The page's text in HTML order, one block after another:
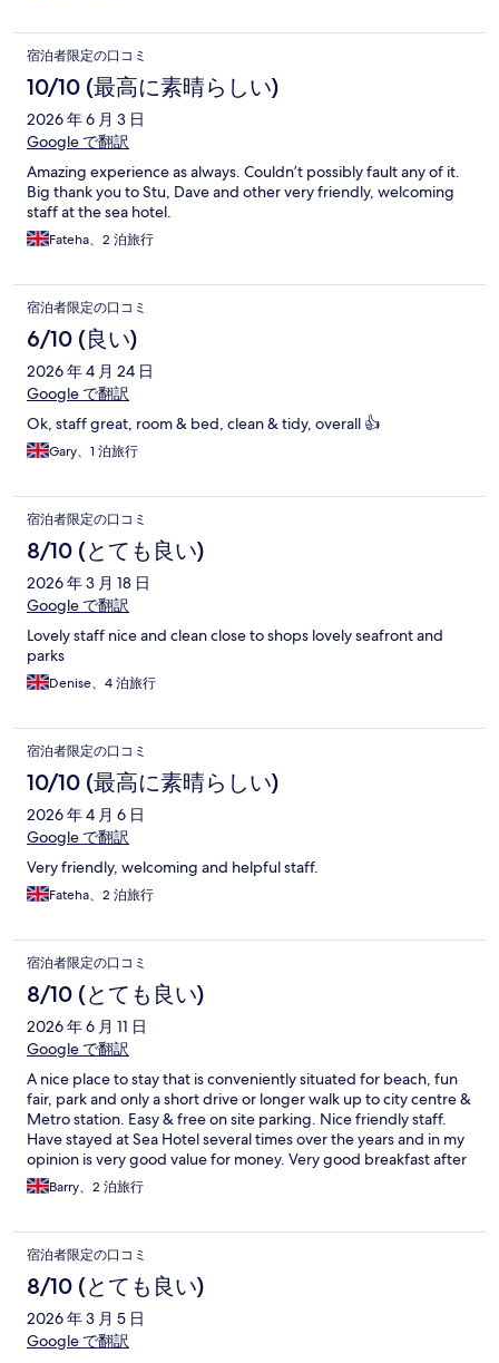
宿泊者限定の口コミ
10/10 (最高に素晴らしい)
2026 年 6 月 3 日
Google で翻訳
Amazing experience as always. Couldn’t possibly fault any of it.
Big thank you to Stu, Dave and other very friendly, welcoming
staff at the sea hotel.
Fateha、2 泊旅行
宿泊者限定の口コミ
6/10 (良い)
2026 年 4 月 24 日
Google で翻訳
Ok, staff great, room & bed, clean & tidy, overall 👍
Gary、1 泊旅行
宿泊者限定の口コミ
8/10 (とても良い)
2026 年 3 月 18 日
Google で翻訳
Lovely staff nice and clean close to shops lovely seafront and
parks
Denise、4 泊旅行
宿泊者限定の口コミ
10/10 (最高に素晴らしい)
2026 年 4 月 6 日
Google で翻訳
Very friendly, welcoming and helpful staff.
Fateha、2 泊旅行
宿泊者限定の口コミ
8/10 (とても良い)
2026 年 6 月 11 日
Google で翻訳
A nice place to stay that is conveniently situated for beach, fun
fair, park and only a short drive or longer walk up to city centre &
Metro station. Easy & free on site parking. Nice friendly staff.
Have stayed at Sea Hotel several times over the years and in my
opinion is very good value for money. Very good breakfast after
a comfortable nights sleep in a spacious room. Praise to
management & staff. See you next time
Barry、2 泊旅行
宿泊者限定の口コミ
8/10 (とても良い)
2026 年 3 月 5 日
Google で翻訳